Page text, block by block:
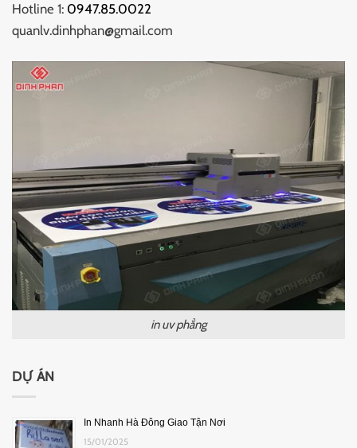
Hotline 1: 0947.85.0022
quanlv.dinhphan@gmail.com
in uv phẳng
DỰ ÁN
In Nhanh Hà Đông Giao Tận Nơi
15/01/2025